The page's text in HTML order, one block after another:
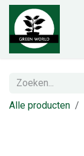
Overslaan naar inhoud
Alle producten